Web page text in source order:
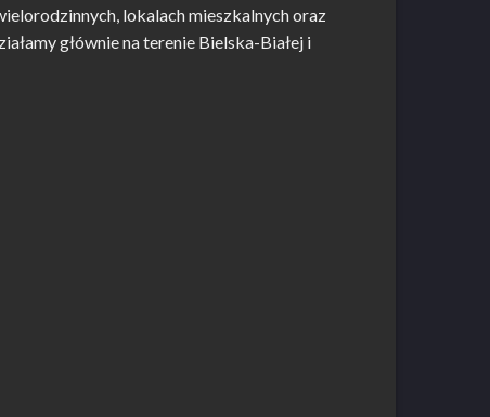
lokalach mieszkalnych oraz
głównie na terenie Bielska-Białej i